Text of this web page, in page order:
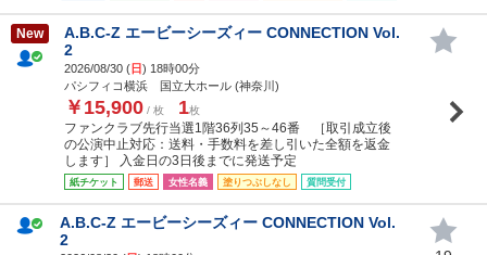
New
A.B.C-Z エービーシーズィー CONNECTION Vol.
2
2026/08/30 (日) 18時00分
パシフィコ横浜 国立大ホール (神奈川)
￥15,900 / 枚 1枚
ファンクラブ先行当選1階36列35～46番 ［取引成立後
の公演中止対応：送料・手数料を差し引いた全額を返金
します］ 入金日の3日後までに発送予定
紙チケット 郵送 女性名義 塗りつぶしなし 質問受付
A.B.C-Z エービーシーズィー CONNECTION Vol.
2